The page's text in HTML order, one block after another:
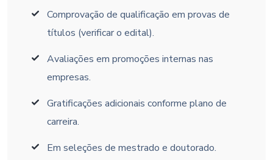
Comprovação de qualificação em provas de
títulos (verificar o edital).
Avaliações em promoções internas nas
empresas.
Gratificações adicionais conforme plano de
carreira.
Em seleções de mestrado e doutorado.